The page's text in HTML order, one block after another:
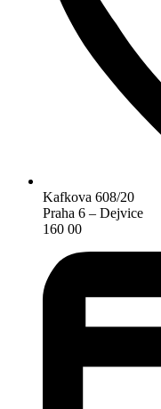
Kafkova 608/20
Praha 6 – Dejvice
160 00